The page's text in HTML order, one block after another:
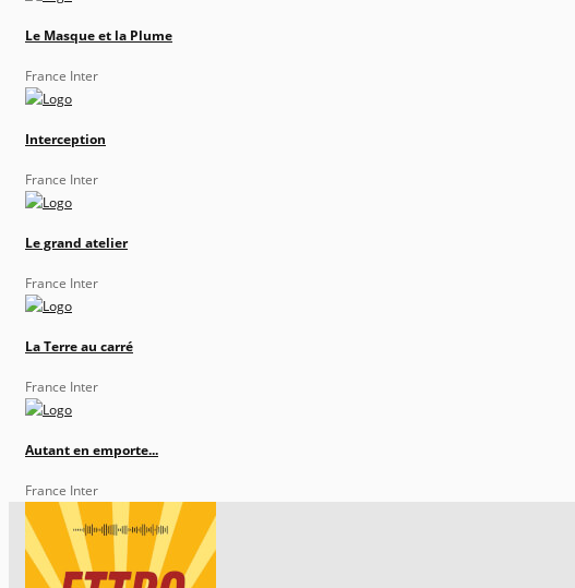
Le Masque et la Plume
France Inter
Interception
France Inter
Le grand atelier
France Inter
La Terre au carré
France Inter
Autant en emporte...
France Inter